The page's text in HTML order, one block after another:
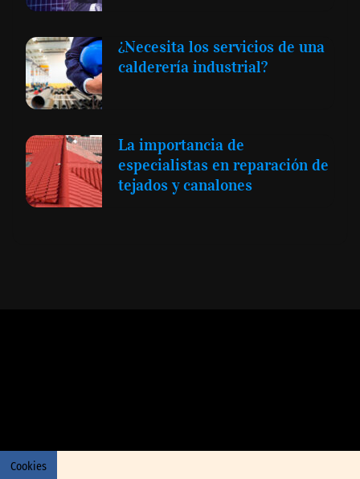
¿Necesita los servicios de una
calderería industrial?
La importancia de
especialistas en reparación de
tejados y canalones
Cookies